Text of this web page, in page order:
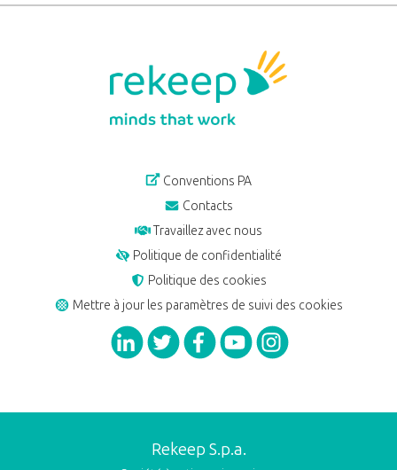
Conventions PA
Contacts
Travaillez avec nous
Politique de confidentialité
Politique des cookies
Mettre à jour les paramètres de suivi des cookies
Rekeep S.p.a.